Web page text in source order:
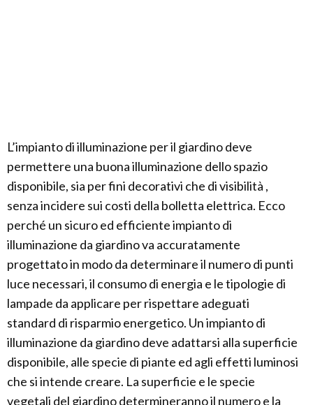
L’impianto di illuminazione per il giardino deve
permettere una buona illuminazione dello spazio
disponibile, sia per fini decorativi che di visibilità ,
senza incidere sui costi della bolletta elettrica. Ecco
perché un sicuro ed efficiente impianto di
illuminazione da giardino va accuratamente
progettato in modo da determinare il numero di punti
luce necessari, il consumo di energia e le tipologie di
lampade da applicare per rispettare adeguati
standard di risparmio energetico. Un impianto di
illuminazione da giardino deve adattarsi alla superficie
disponibile, alle specie di piante ed agli effetti luminosi
che si intende creare. La superficie e le specie
vegetali del giardino determineranno il numero e la